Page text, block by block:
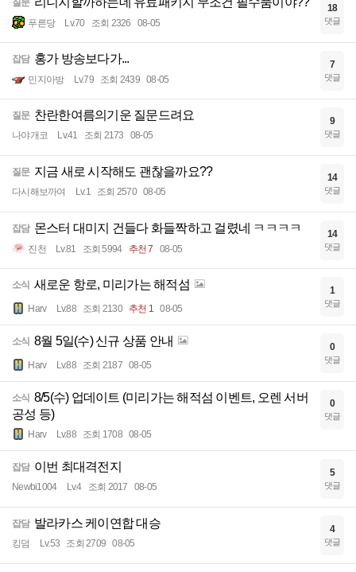
질문
푸른당 Lv.70 조회 2326 08-05
18
댓글
잡담 홍가 방송보다가...
민지아방 Lv.79 조회 2439 08-05
7
댓글
질문 찬란한여름의기운 질문드려요
나야개코 Lv.41 조회 2173 08-05
9
댓글
질문 지금 새로 시작해도 괜찮을까요??
다시해보까여 Lv.1 조회 2570 08-05
14
댓글
잡담 몬스터 대미지 건들다 화들짝하고 걸렸네 ㅋㅋㅋㅋ
진천 Lv.81 조회 5994 추천 7 08-05
14
댓글
소식 새로운 항로, 미리가는 해적섬
Harv Lv.88 조회 2130 추천 1 08-05
1
댓글
소식 8월 5일(수) 신규 상품 안내
Harv Lv.88 조회 2187 08-05
0
댓글
소식 8/5(수) 업데이트 (미리가는 해적섬 이벤트, 오렌 서버
공성 등)
Harv Lv.88 조회 1708 08-05
0
댓글
잡담 이번 최대격전지
Newbi1004 Lv.4 조회 2017 08-05
5
댓글
잡담 발라카스 케이연합 대승
킹덤 Lv.53 조회 2709 08-05
4
댓글